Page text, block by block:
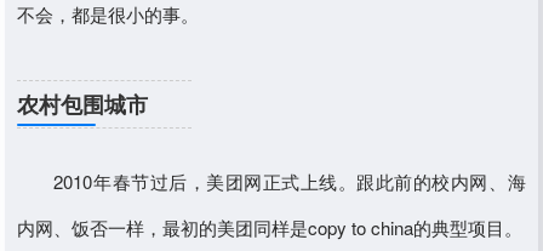
不会，都是很小的事。
农村包围城市
2010年春节过后，美团网正式上线。跟此前的校内网、海
内网、饭否一样，最初的美团同样是copy to china的典型项目。